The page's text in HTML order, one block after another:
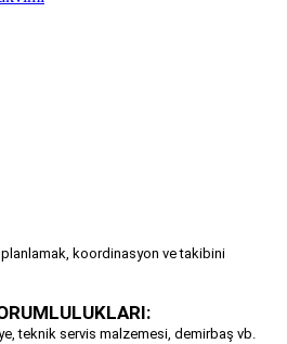
koordinasyon ve takibini
teknik servis malzemesi, demirbaş vb.